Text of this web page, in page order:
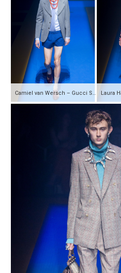
Camiel van Wersch – Gucci Spring 2018 Ready-to-Wear